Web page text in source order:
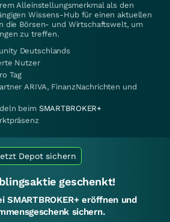
Alleinstellungsmerkmal als den
Wissens-Hub für einen aktuellen
die Börsen- und Wirtschaftswelt, um
zu treffen.
Deutschlands
Nutzer
Tag
ARIVA, FinanzNachrichten und
beim SMARTBROKER+
Depot sichern
geschenkt!
SMARTBROKER+ eröffnen und
sichern.